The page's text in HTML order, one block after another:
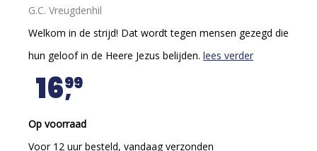
G.C. Vreugdenhil
Welkom in de strijd! Dat wordt tegen mensen gezegd die
hun geloof in de Heere Jezus belijden. lees verder
1699
Op voorraad
Voor 12 uur besteld, vandaag verzonden